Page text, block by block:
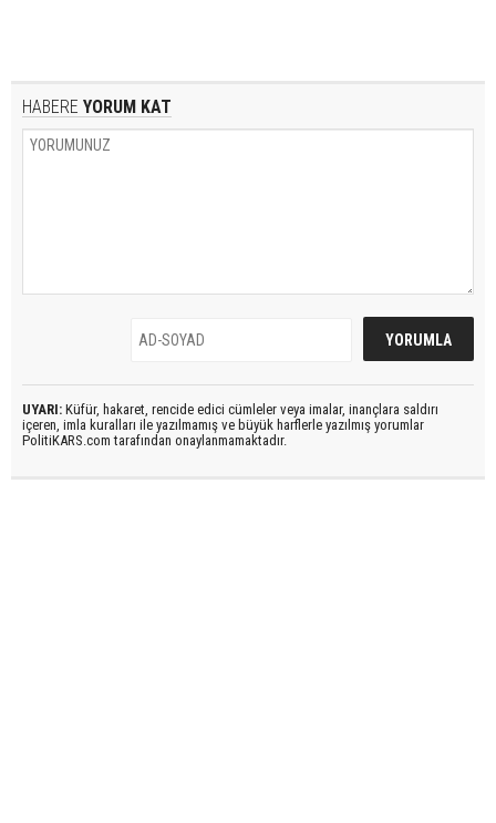
HABERE YORUM KAT
UYARI: Küfür, hakaret, rencide edici cümleler veya imalar, inançlara saldırı
içeren, imla kuralları ile yazılmamış ve büyük harflerle yazılmış yorumlar
PolitiKARS.com tarafından onaylanmamaktadır.